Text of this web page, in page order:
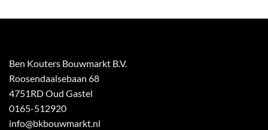
Ben Kouters Bouwmarkt B.V.
Roosendaalsebaan 68
4751RD Oud Gastel
0165-512920
info@bkbouwmarkt.nl